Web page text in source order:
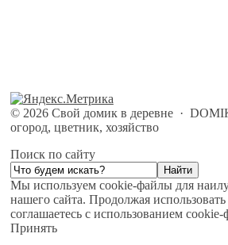
© 2026 Свой домик в деревне·
огород, цветник, хозяйство
Поиск по сайту
Мы используем cookie-файлы для
нашего сайта. Продолжая использовать
соглашаетесь с использованием cookie-
Принять